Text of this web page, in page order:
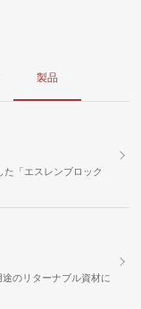
製品
「エスレンブロック
のリターナブル資材に